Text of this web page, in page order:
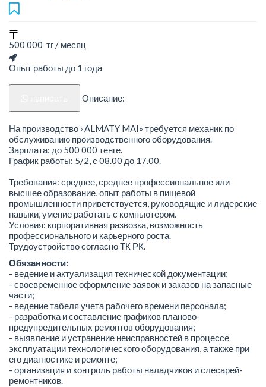
500 000 тг / месяц
Опыт работы до 1 года
Описание:
На производство «ALMATY MAI» требуется механик по
обслуживанию производственного оборудования.
Зарплата: до 500 000 тенге.
График работы: 5/2, с 08.00 до 17.00.
Требования: среднее, среднее профессиональное или
высшее образование, опыт работы в пищевой
промышленности приветствуется, руководящие и лидерские
навыки, умение работать с компьютером.
Условия: корпоративная развозка, возможность
профессионального и карьерного роста.
Трудоустройство согласно ТК РК.
Обязанности:
- ведение и актуализация технической документации;
- своевременное оформление заявок и заказов на запасные
части;
- ведение табеля учета рабочего времени персонала;
- разработка и составление графиков планово-
предупредительных ремонтов оборудования;
- выявление и устранение неисправностей в процессе
эксплуатации технологического оборудования, а также при
его диагностике и ремонте;
- организация и контроль работы наладчиков и слесарей-
ремонтников.